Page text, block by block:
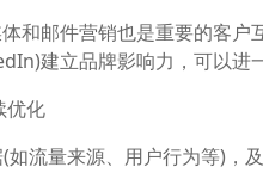
和邮件营销也是重要的客
建立品牌影响力，可以进
优化
如流量来源、用户行为等)，